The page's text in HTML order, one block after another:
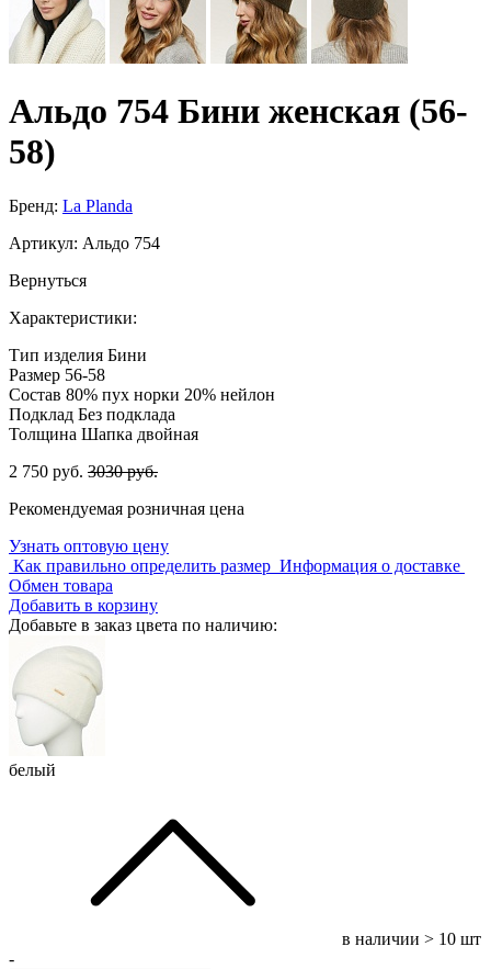
Альдо 754 Бини женская (56-
58)
Бренд: La Planda
Артикул: Альдо 754
Вернуться
Характеристики:
Тип изделия Бини
Размер 56-58
Состав 80% пух норки 20% нейлон
Подклад Без подклада
Толщина Шапка двойная
2 750 руб. 3030 руб.
Рекомендуемая розничная цена
Узнать оптовую цену
Как правильно определить размер Информация о доставке
Обмен товара
Добавить в корзину
Добавьте в заказ цвета по наличию:
белый
в наличии > 10 шт
-